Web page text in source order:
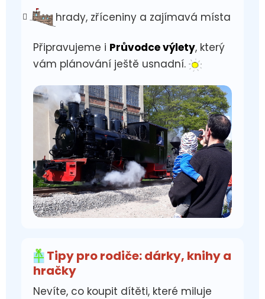
hrady, zříceniny a zajímavá místa
Připravujeme i Průvodce výlety, který
vám plánování ještě usnadní.
Tipy pro rodiče: dárky, knihy a
hračky
Nevíte, co koupit dítěti, které miluje